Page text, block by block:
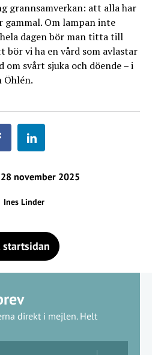
grannsamverkan: att alla har
gammal. Om lampan inte
dagen bör man titta till
bör vi ha en vård som avlastar
om svårt sjuka och döende – i
Öhlén.
28 november 2025
Ines Linder
direkt i mejlen. Helt